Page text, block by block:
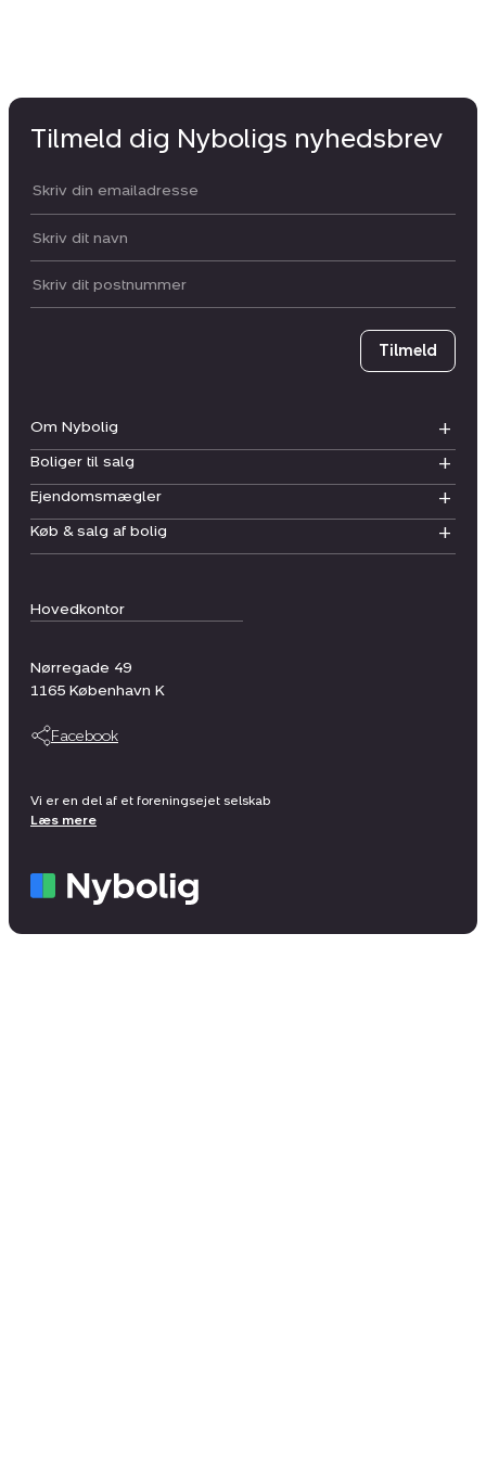
Hovedkontor
Nørregade 49
1165 København K
Facebook
Om Nybolig
Boliger til salg
Ejendomsmægler
Køb & salg af bolig
Tilmeld dig Nyboligs nyhedsbrev
Din email:
Dit navn:
Postnummer
Tilmeld
Vi er en del af et foreningsejet selskab
Læs mere